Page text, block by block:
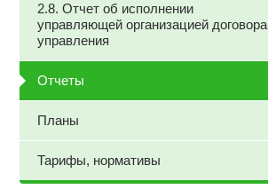
2.8. Отчет об исполнении
управляющей организацией договора
управления
Отчеты
Планы
Тарифы, нормативы